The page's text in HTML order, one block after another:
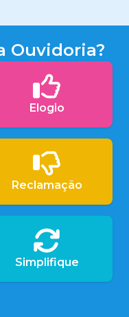
Ouvidoria?
Elogio
Reclamação
Simplifique